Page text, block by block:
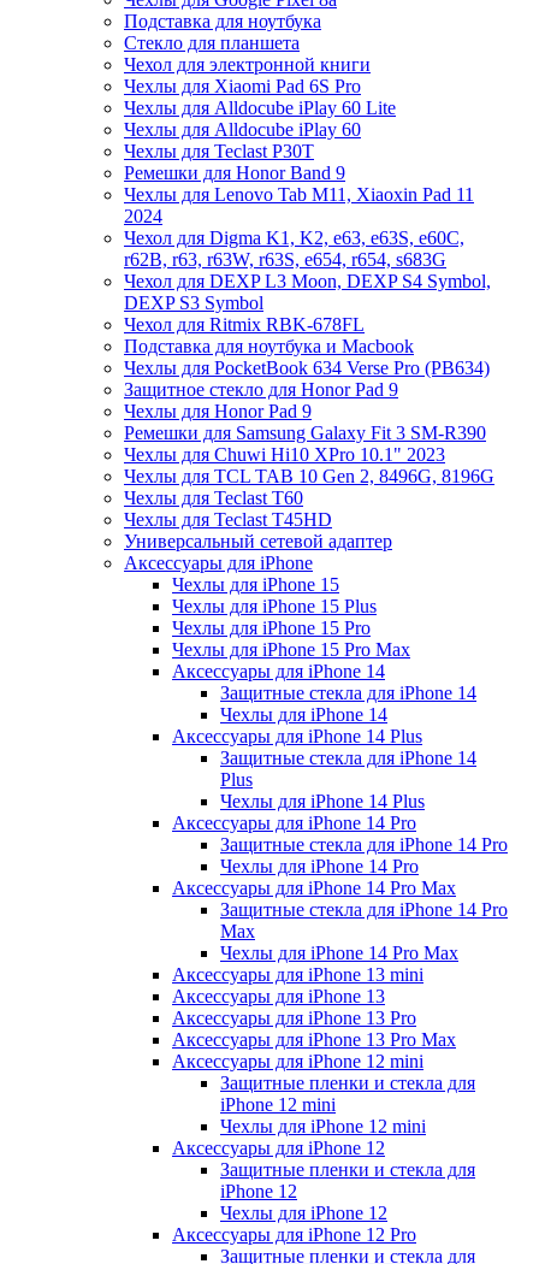
Подставка для ноутбука
Стекло для планшета
Чехол для электронной книги
Чехлы для Xiaomi Pad 6S Pro
Чехлы для Alldocube iPlay 60 Lite
Чехлы для Alldocube iPlay 60
Чехлы для Teclast P30T
Ремешки для Honor Band 9
Чехлы для Lenovo Tab M11, Xiaoxin Pad 11
2024
Чехол для Digma K1, K2, e63, e63S, e60C,
r62B, r63, r63W, r63S, e654, r654, s683G
Чехол для DEXP L3 Moon, DEXP S4 Symbol,
DEXP S3 Symbol
Чехол для Ritmix RBK-678FL
Подставка для ноутбука и Macbook
Чехлы для PocketBook 634 Verse Pro (PB634)
Защитное стекло для Honor Pad 9
Чехлы для Honor Pad 9
Ремешки для Samsung Galaxy Fit 3 SM-R390
Чехлы для Chuwi Hi10 XPro 10.1" 2023
Чехлы для TCL TAB 10 Gen 2, 8496G, 8196G
Чехлы для Teclast T60
Чехлы для Teclast T45HD
Универсальный сетевой адаптер
Аксессуары для iPhone
Чехлы для iPhone 15
Чехлы для iPhone 15 Plus
Чехлы для iPhone 15 Pro
Чехлы для iPhone 15 Pro Max
Аксессуары для iPhone 14
Защитные стекла для iPhone 14
Чехлы для iPhone 14
Аксессуары для iPhone 14 Plus
Защитные стекла для iPhone 14
Plus
Чехлы для iPhone 14 Plus
Аксессуары для iPhone 14 Pro
Защитные стекла для iPhone 14 Pro
Чехлы для iPhone 14 Pro
Аксессуары для iPhone 14 Pro Max
Защитные стекла для iPhone 14 Pro
Max
Чехлы для iPhone 14 Pro Max
Аксессуары для iPhone 13 mini
Аксессуары для iPhone 13
Аксессуары для iPhone 13 Pro
Аксессуары для iPhone 13 Pro Max
Аксессуары для iPhone 12 mini
Защитные пленки и стекла для
iPhone 12 mini
Чехлы для iPhone 12 mini
Аксессуары для iPhone 12
Защитные пленки и стекла для
iPhone 12
Чехлы для iPhone 12
Аксессуары для iPhone 12 Pro
Защитные пленки и стекла для